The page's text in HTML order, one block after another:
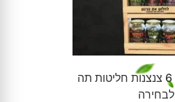
מעמד מעץ + 6 צנצנות חליטות תה
לבחירה